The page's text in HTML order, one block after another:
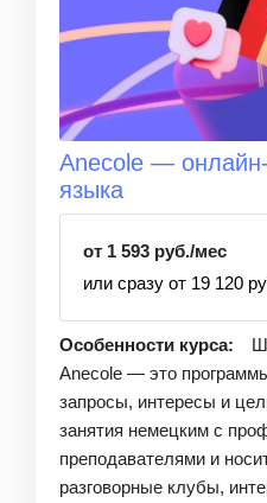
Anecole —
языка
от 1 593 руб./мес
или сразу от 19 120
Особенности курса:
Anecole — это
запросы, интересы и
занятия немецким с
преподавателями и
разговорные клубы,